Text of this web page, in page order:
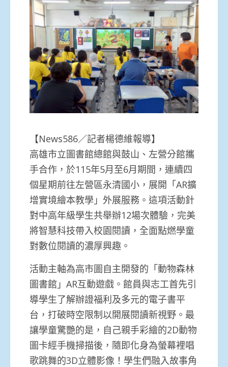
【News586／記者楊德維報導】
高雄市立圖書館總館與鼓山、左營分館攜
手合作，於115年5月至6月期間，連續四
個星期前往左營區永清國小，展開「AR擴
增實境繪本教學」外展服務。這項活動針
對中高年級學生共舉辦12場次體驗，完美
將智慧科技帶入校園閱讀，全面點燃學童
對數位閱讀的濃厚興趣。
活動主軸為高市圖自主開發的「動物森林
圖書館」AR互動遊戲。館員與志工首先引
導學生了解辦證福利及多元的電子書平
台，打破時空限制以開展閱讀新視野。最
讓學童驚艷的是，自己親手彩繪的2D動物
圖卡經手機掃描後，隨即化身為螢幕裡唱
歌跳舞的3D立體影像！學生們融入故事角